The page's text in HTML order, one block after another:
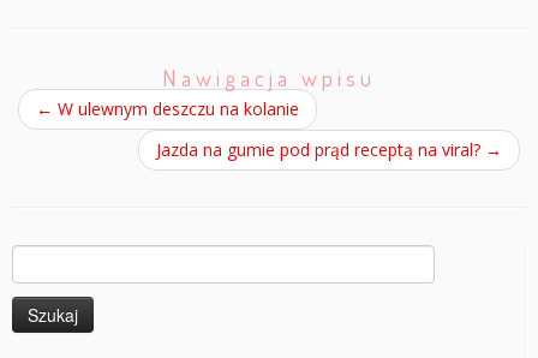
Nawigacja wpisu
← W ulewnym deszczu na kolanie
Jazda na gumie pod prąd receptą na viral? →
Szukaj: